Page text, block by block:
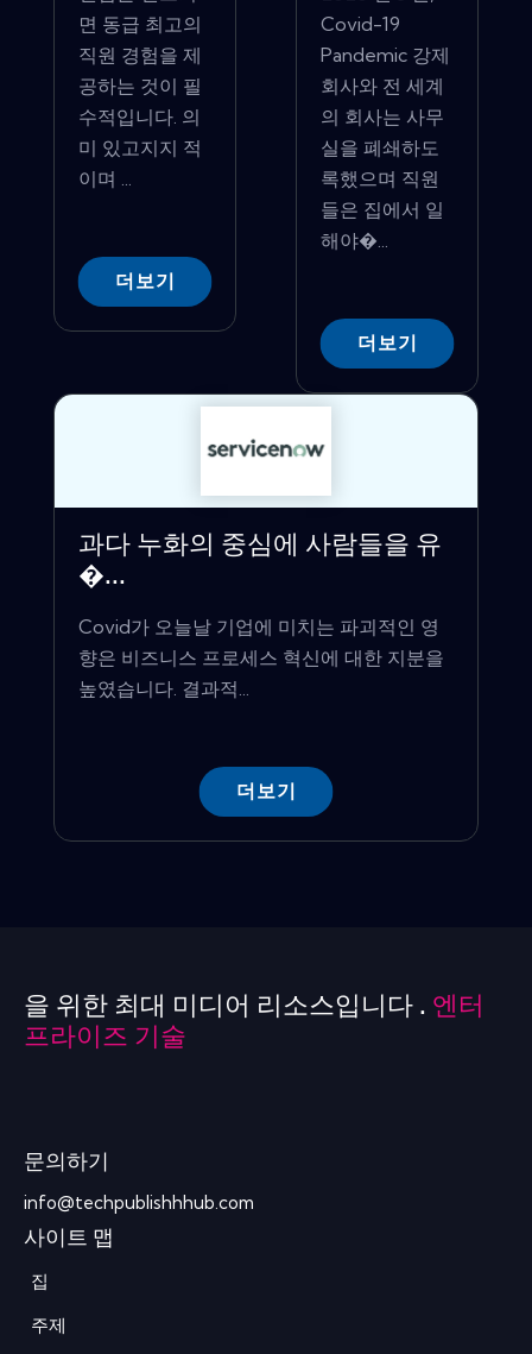
면 동급 최고의
직원 경험을 제
공하는 것이 필
수적입니다. 의
미 있고지지 적
이며 ...
더보기
Covid-19
Pandemic 강제
회사와 전 세계
의 회사는 사무
실을 폐쇄하도
록했으며 직원
들은 집에서 일
해야�...
더보기
과다 누화의 중심에 사람들을 유
�...
Covid가 오늘날 기업에 ​​미치는 파괴적인 영
향은 비즈니스 프로세스 혁신에 대한 지분을
높였습니다. 결과적...
더보기
을 위한 최대 미디어 리소스입니다 . 엔터
프라이즈 기술
문의하기
info@techpublishhhub.com
사이트 맵
집
주제